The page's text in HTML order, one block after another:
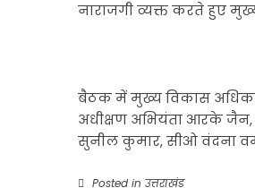
नाराजगी व्यक्त करते हुए
बैठक में मुख्य विकास
अधीक्षण अभियंता आरके जैन,
सुनील कुमार, सीओ वंदना
Posted in उत्तराखंड